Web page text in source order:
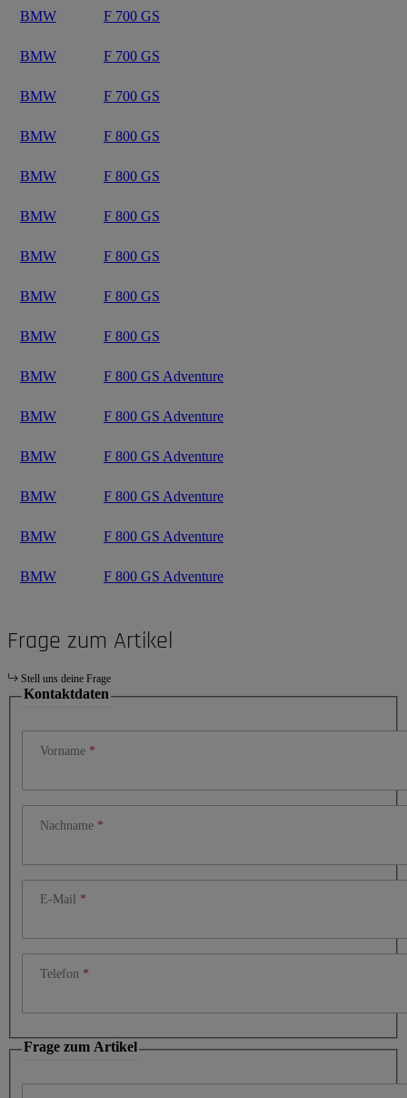
BMW F 700 GS
BMW F 700 GS
BMW F 700 GS
BMW F 800 GS
BMW F 800 GS
BMW F 800 GS
BMW F 800 GS
BMW F 800 GS
BMW F 800 GS
BMW F 800 GS Adventure
BMW F 800 GS Adventure
BMW F 800 GS Adventure
BMW F 800 GS Adventure
BMW F 800 GS Adventure
BMW F 800 GS Adventure
Frage zum Artikel
Stell uns deine Frage
Kontaktdaten
Vorname
Nachname
E-Mail
Telefon
Frage zum Artikel